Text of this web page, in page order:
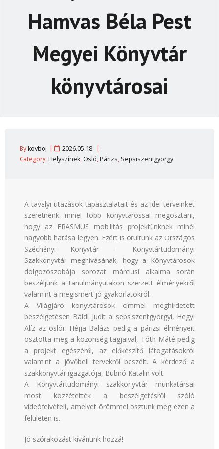
Hamvas Béla Pest
Megyei Könyvtár
könyvtárosai
Bykovboj
2026.05.18.
Category: Helyszínek, Osló,Párizs, Sepsiszentgyörgy
A tavalyi utazások tapasztalatait és az idei terveinket
szeretnénk minél több könyvtárossal megosztani,
hogy az ERASMUS mobilitás projektünknek minél
nagyobb hatása legyen. Ezért is örültünk az Országos
Széchényi Könyvtár – Könyvtártudományi
Szakkönyvtár meghívásának, hogy a Könyvtárosok
dolgozószobája sorozat márciusi alkalma során
beszéljünk a tanulmányutakon szerzett élményekről
valamint a megismert jó gyakorlatokról.
A Világjáró könyvtárosok címmel meghirdetett
beszélgetésen Báldi Judit a sepsiszentgyörgyi, Hegyi
Alíz az oslói, Héjja Balázs pedig a párizsi élményeit
osztotta meg a közönség tagjaival, Tóth Máté pedig
a projekt egészéről, az előkészítő látogatásokról
valamint a jövőbeli tervekről beszélt. A kérdező a
szakkönyvtár igazgatója, Bubnó Katalin volt.
A Könyvtártudományi szakkönyvtár munkatársai
most közzétették a beszélgetésről szóló
videófelvételt, amelyet örömmel osztunk meg ezen a
felületen is.
Jó szórakozást kívánunk hozzá!